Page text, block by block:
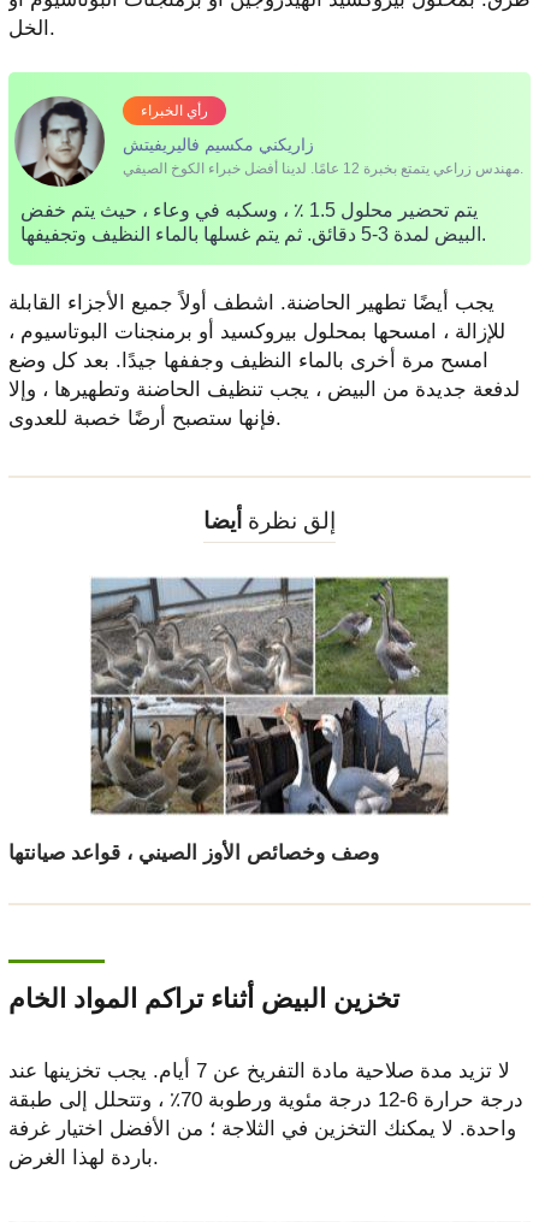
الخل.
رأي الخبراء
زاريكني مكسيم فاليريفيتش
مهندس زراعي يتمتع بخبرة 12 عامًا. لدينا أفضل خبراء الكوخ الصيفي.
يتم تحضير محلول 1.5 ٪ ، وسكبه في وعاء ، حيث يتم خفض
البيض لمدة 3-5 دقائق. ثم يتم غسلها بالماء النظيف وتجفيفها.
يجب أيضًا تطهير الحاضنة. اشطف أولاً جميع الأجزاء القابلة
للإزالة ، امسحها بمحلول بيروكسيد أو برمنجنات البوتاسيوم ،
امسح مرة أخرى بالماء النظيف وجففها جيدًا. بعد كل وضع
لدفعة جديدة من البيض ، يجب تنظيف الحاضنة وتطهيرها ، وإلا
فإنها ستصبح أرضًا خصبة للعدوى.
إلق نظرة أيضا
وصف وخصائص الأوز الصيني ، قواعد صيانتها
تخزين البيض أثناء تراكم المواد الخام
لا تزيد مدة صلاحية مادة التفريخ عن 7 أيام. يجب تخزينها عند
درجة حرارة 6-12 درجة مئوية ورطوبة 70٪ ، وتتحلل إلى طبقة
واحدة. لا يمكنك التخزين في الثلاجة ؛ من الأفضل اختيار غرفة
باردة لهذا الغرض.